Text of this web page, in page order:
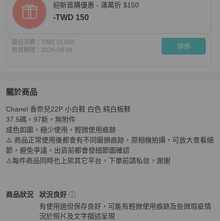
迎新首購優惠 - 滿萬折 $150
-TWD 150
最低消費： TWD 10,000
有效期限： 2026-09-08 領券
關於商品
關於Chanel 香奈兒22P 小白鞋 白色 純白板鞋 37.5碼
Chanel 香奈兒22P 小白鞋 白色 純白板鞋
37.5碼，97新，無附件
成色如圖，極少使用，輕微使用痕跡
⚠️ 商品正常使用後都會有不同磨損痕跡，原相機拍攝，可放大查看細
節，避免爭議，出貨前都會發細節圖確認
⚠️每件商品同時也上架其它平台，下單前請私信，謝謝
商品狀況
Chanel女鞋商品狀態與細節
狀況良好
有使用過但保存良好，可能有輕微使用痕跡及些微瑕疵情
況於照片及文字描述呈現